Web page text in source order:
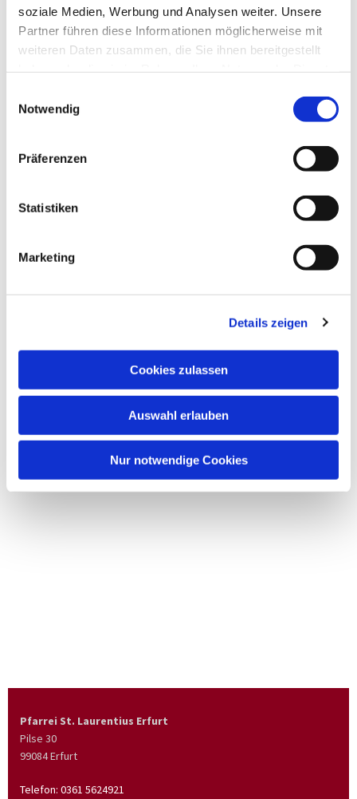
soziale Medien, Werbung und Analysen weiter. Unsere
Partner führen diese Informationen möglicherweise mit
weiteren Daten zusammen, die Sie ihnen bereitgestellt
Notwendig
Präferenzen
Statistiken
Marketing
Details zeigen
Cookies zulassen
Auswahl erlauben
Nur notwendige Cookies
Pfarrei St. Laurentius Erfurt
Pilse 30
99084 Erfurt
Telefon: 0361 5624921